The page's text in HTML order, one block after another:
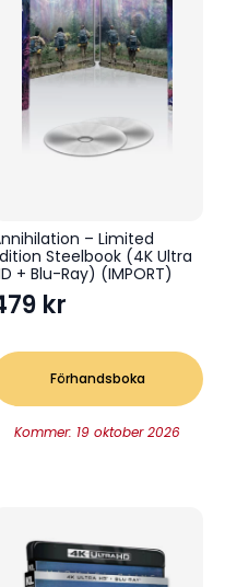
– Limited
Steelbook (4K Ultra
+ Blu-Ray) (IMPORT)
kr
Förhandsboka
Kommer: 19 oktober 2026